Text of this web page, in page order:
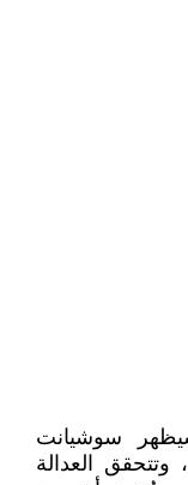
سوشيانت
وتتحقق العدالة